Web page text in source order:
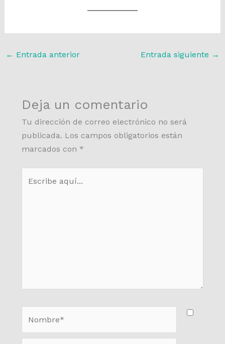
← Entrada anterior Entrada siguiente →
Deja un comentario
Tu dirección de correo electrónico no será
publicada. Los campos obligatorios están
marcados con *